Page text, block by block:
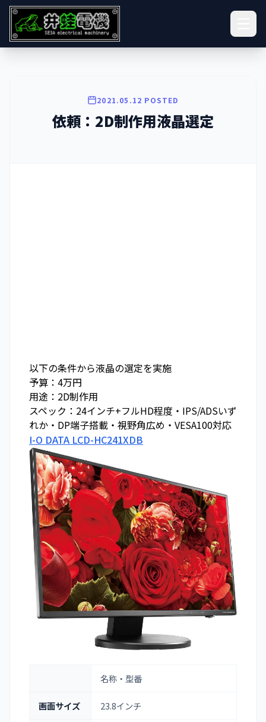
2021.05.12 POSTED
依頼：2D制作用液晶選定
以下の条件から液晶の選定を実施
予算：4万円
用途：2D制作用
スペック：24インチ+フルHD程度・IPS/ADSいず
れか・DP端子搭載・視野角広め・VESA100対応
I-O DATA LCD-HC241XDB
名称・型番
画面サイズ 23.8インチ